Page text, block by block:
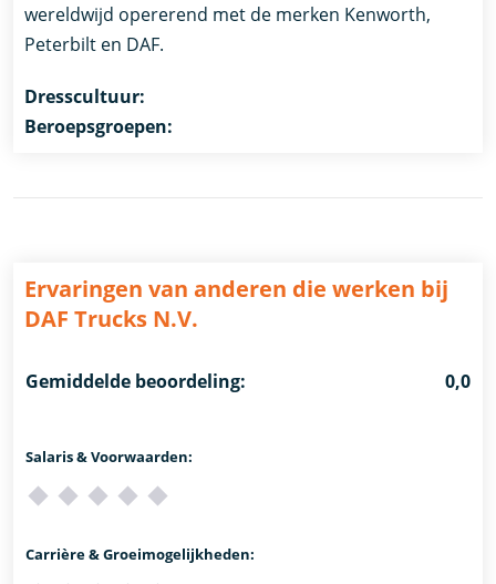
wereldwijd opererend met de merken Kenworth,
Peterbilt en DAF.
Dresscultuur:
Beroepsgroepen:
Ervaringen van anderen die werken bij
DAF Trucks N.V.
Gemiddelde beoordeling: 0,0
Salaris & Voorwaarden:
Carrière & Groeimogelijkheden: